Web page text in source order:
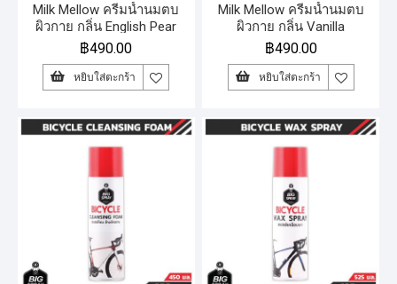
Milk Mellow ครีมน้ำนมตบ
ผิวกาย กลิ่น English Pear
฿490.00
หยิบใส่ตะกร้า
Milk Mellow ครีมน้ำนมตบ
ผิวกาย กลิ่น Vanilla
฿490.00
หยิบใส่ตะกร้า